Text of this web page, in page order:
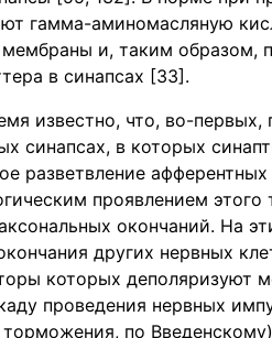
гамма-аминомасляную
и, таким образом,
в синапсах [33].
известно, что, во-
синапсах, в которых
разветвление
проявлением
окончаний. На
других нервных
которых деполяризуют
проведения нервных
торможения, по